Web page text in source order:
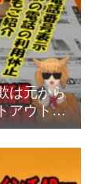
は元から
アウト方